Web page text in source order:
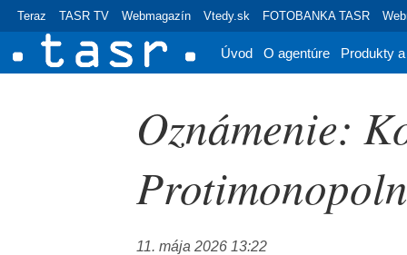
Teraz TASR TV Webmagazín Vtedy.sk FOTOBANKA TASR
Úvod O agentúre Produkty
Oznámenie:
11. mája 2026 13:22